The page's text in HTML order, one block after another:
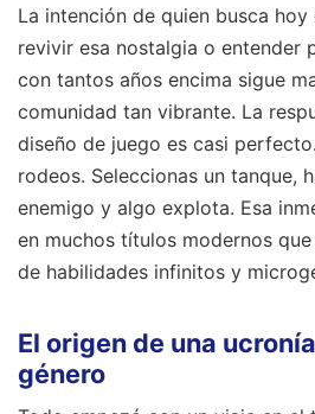
La intención de quien busca
revivir esa nostalgia o entender
con tantos años encima sigue
comunidad tan vibrante. La
diseño de juego es casi
rodeos. Seleccionas un tanque,
enemigo y algo explota. Esa
en muchos títulos modernos
de habilidades infinitos y
El origen de una
género